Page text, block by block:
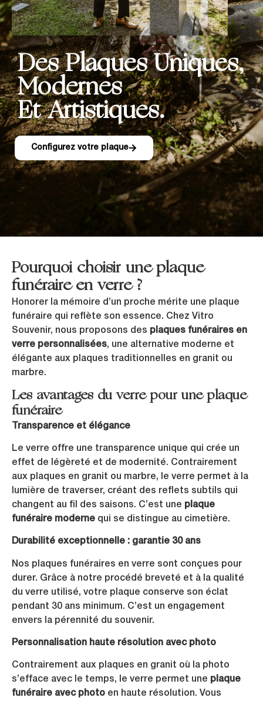
Des Plaques Uniques,
Modernes
Et Artistiques.
Configurez votre plaque
Pourquoi choisir une plaque
funéraire en verre ?
Honorer la mémoire d’un proche mérite une plaque
funéraire qui reflète son essence. Chez Vitro
Souvenir, nous proposons des plaques funéraires en
verre personnalisées, une alternative moderne et
élégante aux plaques traditionnelles en granit ou
marbre.
Les avantages du verre pour une plaque
funéraire
Transparence et élégance
Le verre offre une transparence unique qui crée un
effet de légèreté et de modernité. Contrairement
aux plaques en granit ou marbre, le verre permet à la
lumière de traverser, créant des reflets subtils qui
changent au fil des saisons. C’est une plaque
funéraire moderne qui se distingue au cimetière.
Durabilité exceptionnelle : garantie 30 ans
Nos plaques funéraires en verre sont conçues pour
durer. Grâce à notre procédé breveté et à la qualité
du verre utilisé, votre plaque conserve son éclat
pendant 30 ans minimum. C’est un engagement
envers la pérennité du souvenir.
Personnalisation haute résolution avec photo
Contrairement aux plaques en granit où la photo
s’efface avec le temps, le verre permet une plaque
funéraire avec photo en haute résolution. Vous